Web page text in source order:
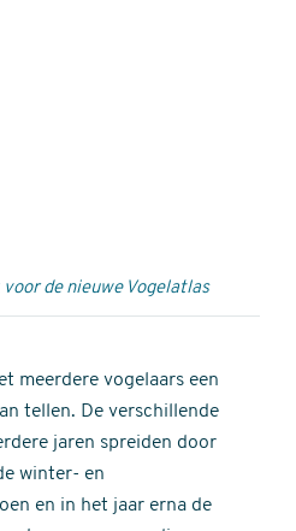
de nieuwe Vogelatlas
meerdere vogelaars een
tellen. De verschillende
jaren spreiden door
winter- en
en in het jaar erna de